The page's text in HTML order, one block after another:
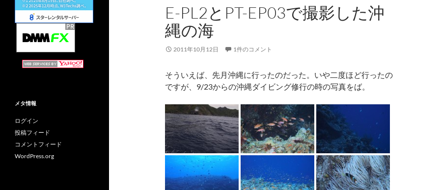
E-PL2とPT-EP03で撮影した沖
縄の海
2011年10月12日 1件のコメント
そういえば、先月沖縄に行ったのだった。いや二度ほど行ったの
ですが、9/23からの沖縄ダイビング修行の時の写真をば。
メタ情報
ログイン
投稿フィード
コメントフィード
WordPress.org